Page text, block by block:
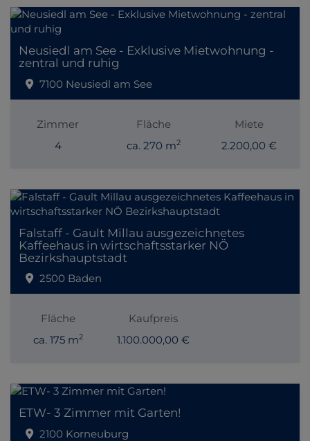
Neusiedl am See - Exklusive Mietwohnung -
zentral und ruhig
7100 Neusiedl am See
Zimmer
4
Fläche
ca. 270 m2
Miete
2.200,00 €
Falstaff - Gault Millau ausgezeichnetes
Kaffeehaus in wirtschaftsstarker NÖ
Bezirkshauptstadt
2500 Baden
Fläche
ca. 175 m2
Kaufpreis
1.100.000,00 €
ETW- 3 Zimmer mit Garten!
2100 Korneuburg